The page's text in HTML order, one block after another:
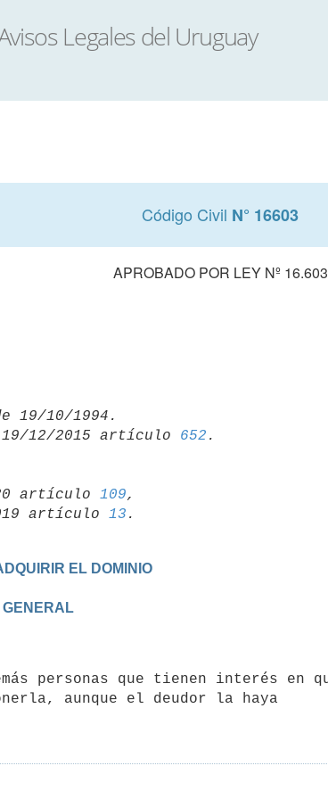
Código Civil N° 16603
APROBADO POR LEY Nº 16.603
19/12/2015 artículo 652
artículo 109,
artículo
13
EL DOMINIO
GENERAL
aunque el deudor la haya